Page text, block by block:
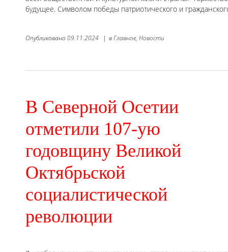
будущее. Символом победы патриотического и
Опубликовано 09.11.2024 | вГлавное, Новости
В Северной Осетии
отметили 107-ую
годовщину Великой
Октябрьской
социалистической
революции